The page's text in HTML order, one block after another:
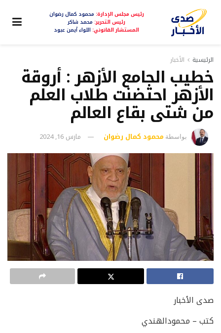
رئيس مجلس الإدارة: محمود كمال رضوان
رئيس التحرير: محمد شاكر
المستشار القانوني: اللواء أيمن عبود
الرئيسية الأخبار
خطيب الجامع الأزهر : أروقة
الأزهر احتضنت طلاب العلم
من شتى بقاع العالم
بواسطة محمود كمال رضوان مارس 16, 2024
صدى الأخبار
كتب – محمودالهندي